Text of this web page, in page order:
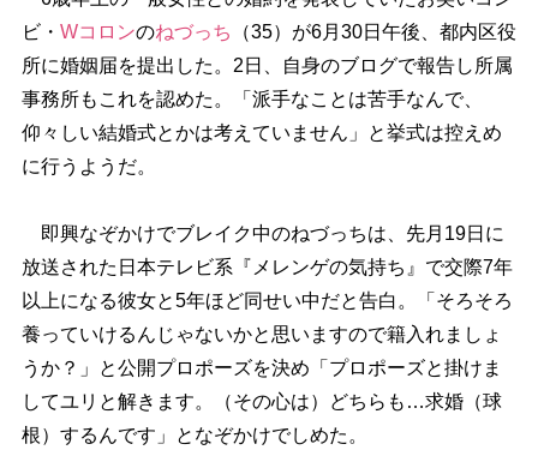
ビ・ Wコロンのねづっち
（35）が6月30日午後、都内区役
所に婚姻届を提出した。2日、自身のブログで報告し所属
事務所もこれを認めた。「派手なことは苦手なんで、
仰々しい結婚式とかは考えていません」と挙式は控えめ
に行うようだ。
即興なぞかけでブレイク中のねづっちは、先月19日に
放送された日本テレビ系『メレンゲの気持ち』で交際7年
以上になる彼女と5年ほど同せい中だと告白。「そろそろ
養っていけるんじゃないかと思いますので籍入れましょ
うか？」と公開プロポーズを決め「プロポーズと掛けま
してユリと解きます。（その心は）どちらも…求婚（球
根）するんです」となぞかけでしめた。